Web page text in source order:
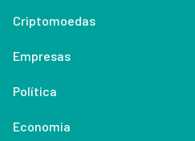
Criptomoedas
Empresas
Política
Economia